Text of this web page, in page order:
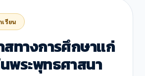
รียน
สทางการศึกษาแก่
พระพุทธศาสนา